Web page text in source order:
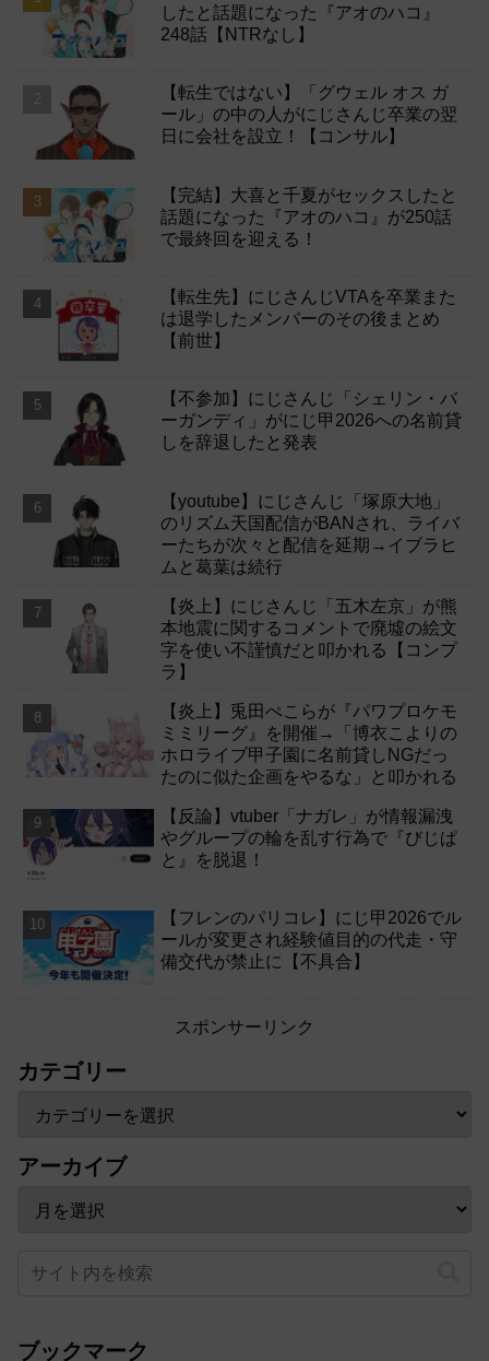
したと話題になった『アオのハコ』
248話【NTRなし】
【転生ではない】「グウェル オス ガ
ール」の中の人がにじさんじ卒業の翌
日に会社を設立！【コンサル】
【完結】大喜と千夏がセックスしたと
話題になった『アオのハコ』が250話
で最終回を迎える！
【転生先】にじさんじVTAを卒業また
は退学したメンバーのその後まとめ
【前世】
【不参加】にじさんじ「シェリン・バ
ーガンディ」がにじ甲2026への名前貸
しを辞退したと発表
【youtube】にじさんじ「塚原大地」
のリズム天国配信がBANされ、ライバ
ーたちが次々と配信を延期→イブラヒ
ムと葛葉は続行
【炎上】にじさんじ「五木左京」が熊
本地震に関するコメントで廃墟の絵文
字を使い不謹慎だと叩かれる【コンプ
ラ】
【炎上】兎田ぺこらが『パワプロケモ
ミミリーグ』を開催→「博衣こよりの
ホロライブ甲子園に名前貸しNGだっ
たのに似た企画をやるな」と叩かれる
【反論】vtuber「ナガレ」が情報漏洩
やグループの輪を乱す行為で『びじぱ
と』を脱退！
【フレンのパリコレ】にじ甲2026でル
ールが変更され経験値目的の代走・守
備交代が禁止に【不具合】
スポンサーリンク
カテゴリー
アーカイブ
ブックマーク